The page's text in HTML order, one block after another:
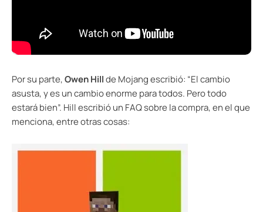
Por su parte,Owen Hillde Mojang escribió: “El cambio
asusta, y es un cambio enorme para todos. Pero todo
estará bien”. Hill escribió un FAQ sobre la compra, en el que
menciona, entre otras cosas: